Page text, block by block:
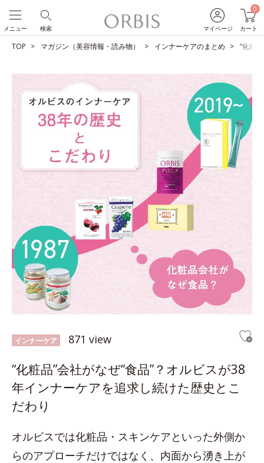
マイページ
0
カート
検索
メニュー
TOP マガジン（美容情報・読み物） インナーケアのまとめ “化粧
インナーケア 871 view
“化粧品”会社がなぜ“食品”？オルビスが38
年インナーケアを追求し続けた歴史とこ
だわり
オルビスでは化粧品・スキンケアといった外側か
らのアプローチだけではなく、内面から湧き上が